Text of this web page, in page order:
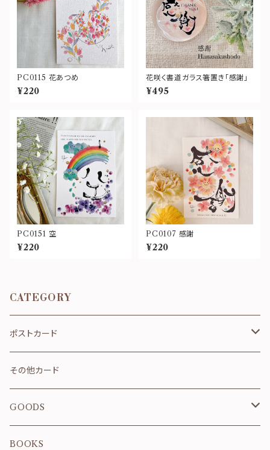
PC0115 花あつめ
¥220
花咲く書道ガラス箸置き「感謝」
¥495
PC0151 空
¥220
PC0107 感謝
¥220
CATEGORY
ポストカード
お祝い・お礼
春
夏
その他カード
GOODS
雑貨のセット
BOOKS